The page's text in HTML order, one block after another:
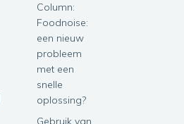
Column:
Foodnoise:
een nieuw
probleem
met een
snelle
oplossing?
Gebruik van